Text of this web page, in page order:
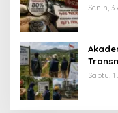
Senin, 3
Sabtu, 1